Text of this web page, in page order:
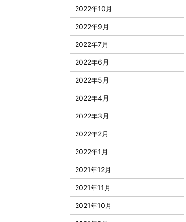
2022年10月
2022年9月
2022年7月
2022年6月
2022年5月
2022年4月
2022年3月
2022年2月
2022年1月
2021年12月
2021年11月
2021年10月